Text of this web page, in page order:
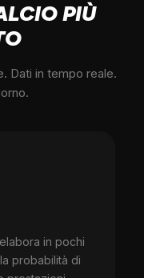
PIÙ
Dati in tempo reale.
in pochi
probabilità di